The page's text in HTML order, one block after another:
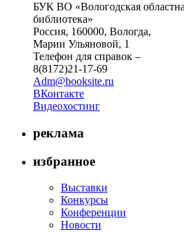
БУК ВО «Вологодская
библиотека»
Россия, 160000, Вологда,
Марии Ульяновой, 1
Телефон для справок –
8(8172)21-17-69
Adm@booksite.ru
ВКонтакте
Видеохостинг
реклама
избранное
Выставки
Конкурсы
Конференции
Новости